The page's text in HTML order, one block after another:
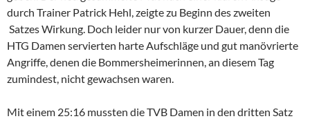
durch Trainer Patrick Hehl, zeigte zu Beginn des zweiten
Satzes Wirkung. Doch leider nur von kurzer Dauer, denn die
HTG Damen servierten harte Aufschläge und gut manövrierte
Angriffe, denen die Bommersheimerinnen, an diesem Tag
zumindest, nicht gewachsen waren.
Mit einem 25:16 mussten die TVB Damen in den dritten Satz